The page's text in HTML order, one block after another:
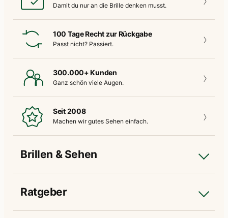
Damit du nur an die Brille denken musst.
100 Tage Recht zur Rückgabe
Passt nicht? Passiert.
300.000+ Kunden
Ganz schön viele Augen.
Seit 2008
Machen wir gutes Sehen einfach.
Brillen & Sehen
Ratgeber